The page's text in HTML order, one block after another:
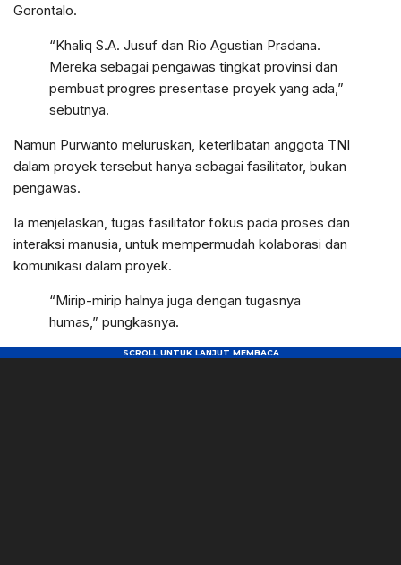
Gorontalo.
“Khaliq S.A. Jusuf dan Rio Agustian Pradana.
Mereka sebagai pengawas tingkat provinsi dan
pembuat progres presentase proyek yang ada,”
sebutnya.
Namun Purwanto meluruskan, keterlibatan anggota TNI
dalam proyek tersebut hanya sebagai fasilitator, bukan
pengawas.
Ia menjelaskan, tugas fasilitator fokus pada proses dan
interaksi manusia, untuk mempermudah kolaborasi dan
komunikasi dalam proyek.
“Mirip-mirip halnya juga dengan tugasnya
humas,” pungkasnya.